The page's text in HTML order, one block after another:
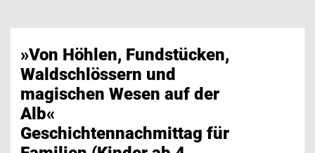
»Von Höhlen, Fundstücken,
Waldschlössern und
magischen Wesen auf der
Alb«
Geschichtennachmittag für